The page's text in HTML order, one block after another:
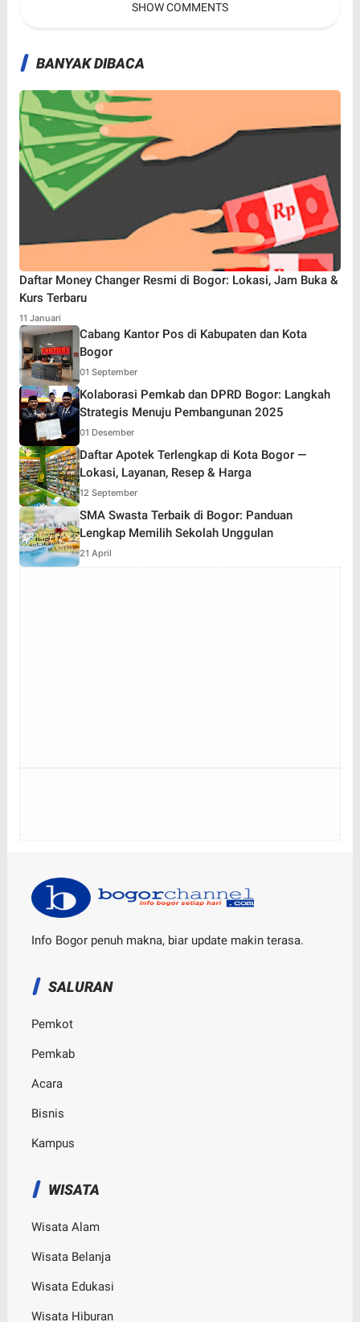
SHOW COMMENTS
BANYAK DIBACA
Daftar Money Changer Resmi di Bogor: Lokasi, Jam Buka &
Kurs Terbaru
11 Januari
Cabang Kantor Pos di Kabupaten dan Kota
Bogor
01 September
Kolaborasi Pemkab dan DPRD Bogor: Langkah
Strategis Menuju Pembangunan 2025
01 Desember
Daftar Apotek Terlengkap di Kota Bogor —
Lokasi, Layanan, Resep & Harga
12 September
SMA Swasta Terbaik di Bogor: Panduan
Lengkap Memilih Sekolah Unggulan
21 April
Info Bogor penuh makna, biar update makin terasa.
SALURAN
Pemkot
Pemkab
Acara
Bisnis
Kampus
WISATA
Wisata Alam
Wisata Belanja
Wisata Edukasi
Wisata Hiburan